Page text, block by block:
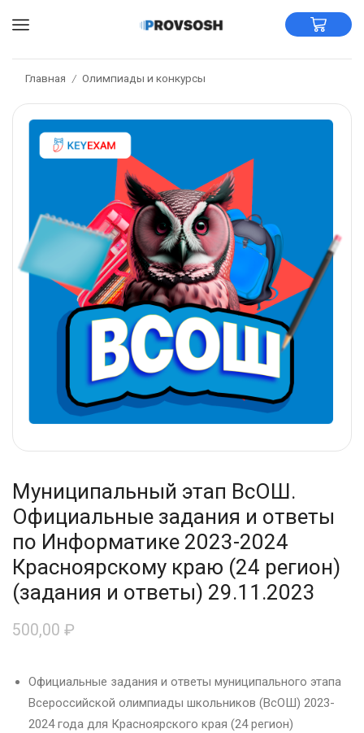
Главная / Олимпиады и конкурсы
Муниципальный этап ВсОШ.
Официальные задания и ответы
по Информатике 2023-2024
Красноярскому краю (24 регион)
(задания и ответы) 29.11.2023
500,00 ₽
Официальные задания и ответы муниципального этапа
Всероссийской олимпиады школьников (ВсОШ) 2023-
2024 года для Красноярского края (24 регион)